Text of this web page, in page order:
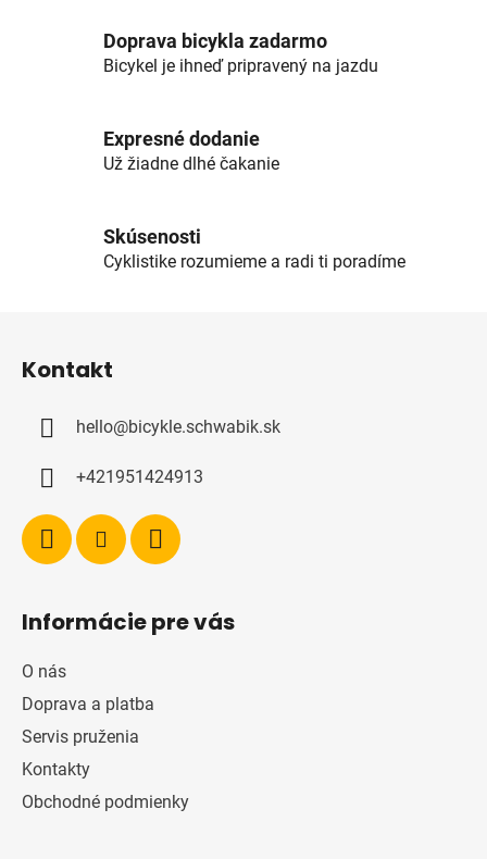
c
i
e
r
v
k
p
i
e
Doprava bicykla zadarmo
Bicykel je ihneď pripravený na jazdu
Expresné dodanie
Už žiadne dlhé čakanie
Skúsenosti
Cyklistike rozumieme a radi ti poradíme
Kontakt
hello@bicykle.schwabik.sk
+421951424913
Informácie pre vás
O nás
Doprava a platba
Servis pruženia
Kontakty
Obchodné podmienky